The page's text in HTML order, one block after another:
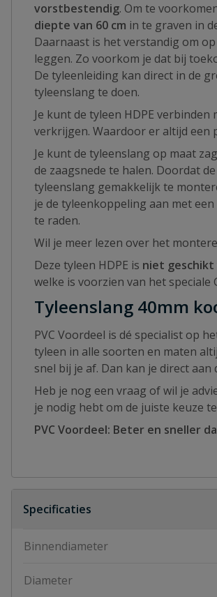
vorstbestendig. Om te
diepte van 60 cm in te graven in
Daarnaast is het verstandig om
leggen. Zo voorkom je dat bij
De tyleenleiding kan direct in de
tyleenslang te doen.
Je kunt de tyleen HDPE verbinden
verkrijgen. Waardoor er altijd een
Je kunt de tyleenslang op maat
de zaagsnede te halen. Doordat
tyleenslang gemakkelijk te
je de tyleenkoppeling aan met een
te raden.
Wil je meer lezen over het
Deze tyleen HDPE is niet geschikt
welke is voorzien van het speciale
Tyleenslang 40mm
PVC Voordeel is dé specialist op
tyleen in alle soorten en maten
snel bij je af. Dan kan je direct aan
Heb je nog een vraag of wil je
je nodig hebt om de juiste keuze
PVC Voordeel: Beter en sneller
Specificaties
Binnendiameter
Diameter